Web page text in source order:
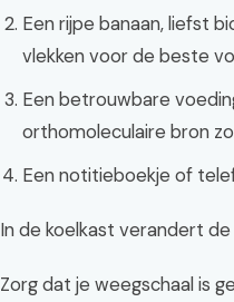
Een rijpe banaan, liefst
vlekken voor de beste
Een betrouwbare
orthomoleculaire bron
Een notitieboekje of
In de koelkast verandert
Zorg dat je weegschaal is